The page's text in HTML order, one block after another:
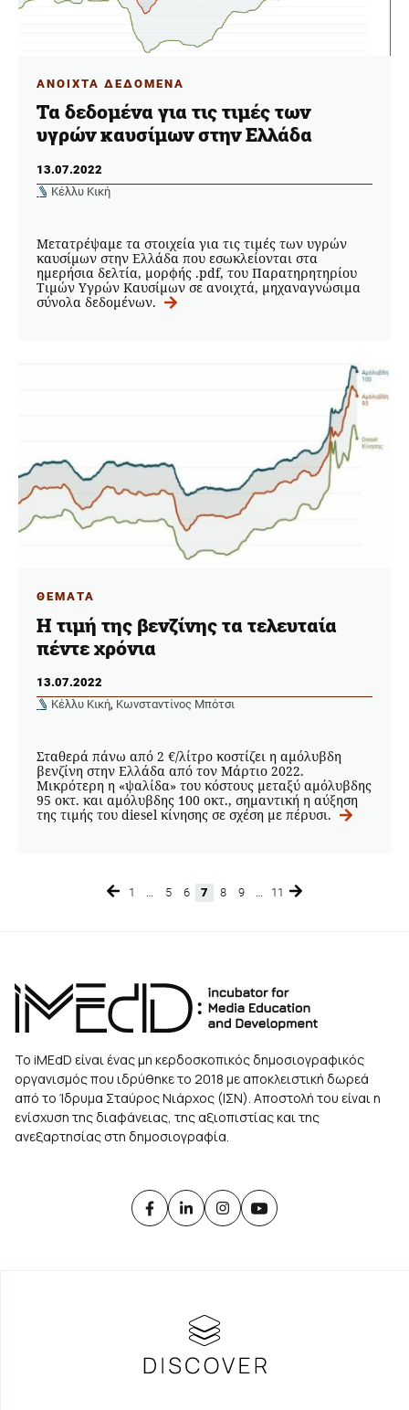
ΑΝΟΙΧΤΑ ΔΕΔΟΜΕΝΑ
Τα δεδομένα για τις τιμές των
υγρών καυσίμων στην Ελλάδα
13.07.2022
Κέλλυ Κική
Μετατρέψαμε τα στοιχεία για τις τιμές των υγρών
καυσίμων στην Ελλάδα που εσωκλείονται στα
ημερήσια δελτία, μορφής .pdf, του Παρατηρητηρίου
Τιμών Υγρών Καυσίμων σε ανοιχτά, μηχαναγνώσιμα
σύνολα δεδομένων.
ΘΕΜΑΤΑ
Η τιμή της βενζίνης τα τελευταία
πέντε χρόνια
13.07.2022
Κέλλυ Κική, Κωνσταντίνος Μπότσι
Σταθερά πάνω από 2 €/λίτρο κοστίζει η αμόλυβδη
βενζίνη στην Ελλάδα από τον Μάρτιο 2022.
Μικρότερη η «ψαλίδα» του κόστους μεταξύ αμόλυβδης
95 οκτ. και αμόλυβδης 100 οκτ., σημαντική η αύξηση
της τιμής του diesel κίνησης σε σχέση με πέρυσι.
Page
1 … Page
5 Page
6 Page
7 Page
8 Page
9 … Page
11
Το iMEdD είναι ένας μη κερδοσκοπικός δημοσιογραφικός
οργανισμός που ιδρύθηκε το 2018 με αποκλειστική δωρεά
από το Ίδρυμα Σταύρος Νιάρχος (ΙΣΝ). Αποστολή του είναι η
ενίσχυση της διαφάνειας, της αξιοπιστίας και της
ανεξαρτησίας στη δημοσιογραφία.